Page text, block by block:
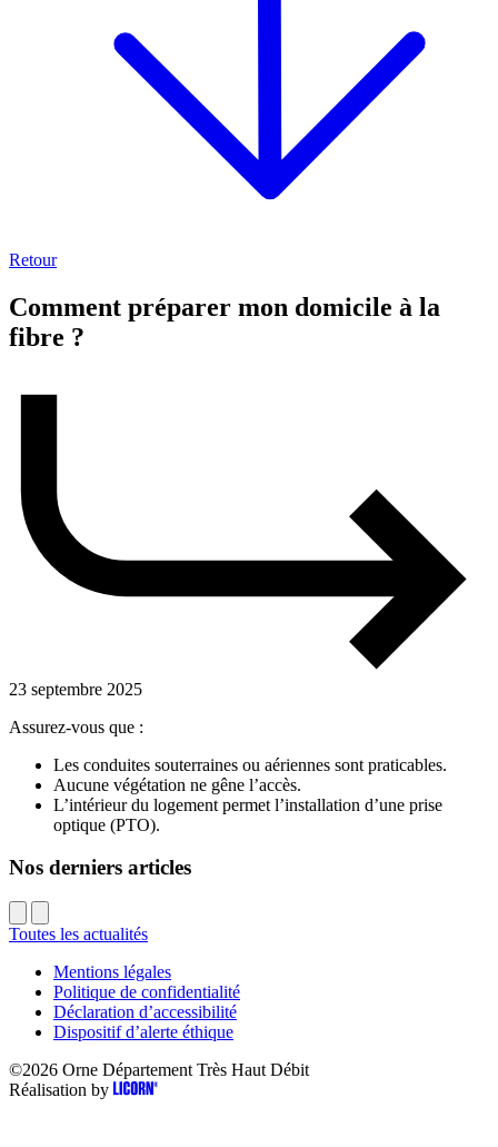
Retour
Comment préparer mon domicile à la
fibre ?
23 septembre 2025
Assurez-vous que :
Les conduites souterraines ou aériennes sont praticables.
Aucune végétation ne gêne l’accès.
L’intérieur du logement permet l’installation d’une prise
optique (PTO).
Nos derniers articles
Toutes les actualités
Mentions légales
Politique de confidentialité
Déclaration d’accessibilité
Dispositif d’alerte éthique
©2026 Orne Département Très Haut Débit
Réalisation by